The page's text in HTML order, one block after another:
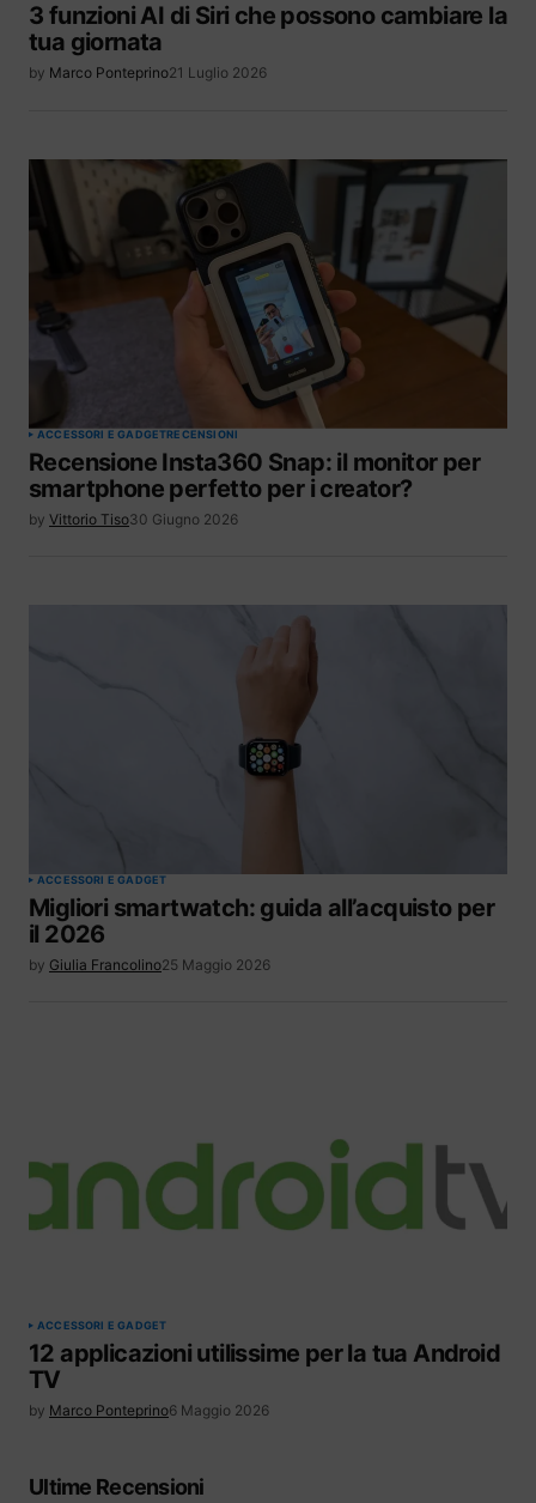
3 funzioni AI di Siri che possono cambiare la
tua giornata
by Marco Ponteprino21 Luglio 2026
ACCESSORI E GADGETRECENSIONI
Recensione Insta360 Snap: il monitor per
smartphone perfetto per i creator?
by Vittorio Tiso30 Giugno 2026
ACCESSORI E GADGET
Migliori smartwatch: guida all’acquisto per
il 2026
by Giulia Francolino25 Maggio 2026
ACCESSORI E GADGET
12 applicazioni utilissime per la tua Android
TV
by Marco Ponteprino6 Maggio 2026
Ultime Recensioni